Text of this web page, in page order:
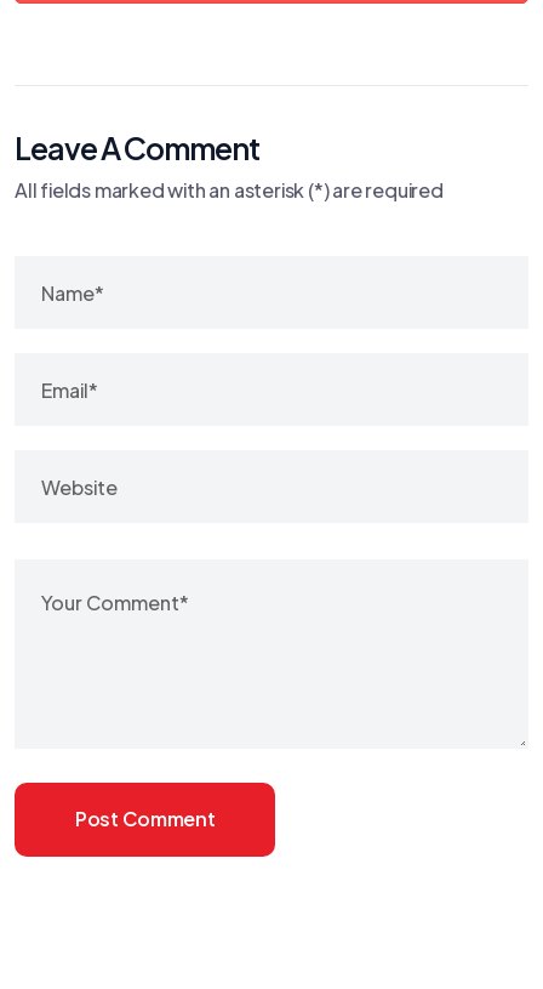
Leave A Comment
All fields marked with an asterisk (*) are required
Post Comment